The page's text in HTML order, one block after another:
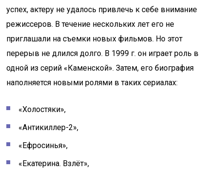
успех, актеру не удалось привлечь к себе внимание
режиссеров. В течение нескольких лет его не
приглашали на съемки новых фильмов. Но этот
перерыв не длился долго. В 1999 г. он играет роль в
одной из серий «Каменской». Затем, его биография
наполняется новыми ролями в таких сериалах:
«Холостяки»,
«Антикиллер-2»,
«Ефросинья»,
«Екатерина. Взлёт»,